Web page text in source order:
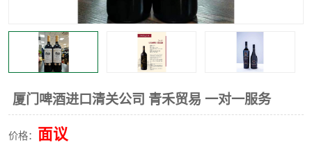
厦门啤酒进口清关公司 青禾贸易 一对一服务
价格： 面议